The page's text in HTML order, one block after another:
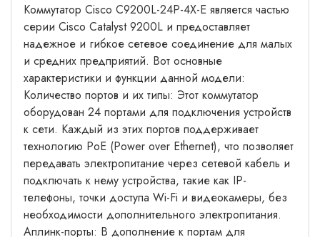
Коммутатор Cisco C9200L-24P-4X-E является частью
серии Cisco Catalyst 9200L и предоставляет
надежное и гибкое сетевое соединение для малых
и средних предприятий. Вот основные
характеристики и функции данной модели:
Количество портов и их типы: Этот коммутатор
оборудован 24 портами для подключения устройств
к сети. Каждый из этих портов поддерживает
технологию PoE (Power over Ethernet), что позволяет
передавать электропитание через сетевой кабель и
подключать к нему устройства, такие как IP-
телефоны, точки доступа Wi-Fi и видеокамеры, без
необходимости дополнительного электропитания.
Аплинк-порты: В дополнение к портам для